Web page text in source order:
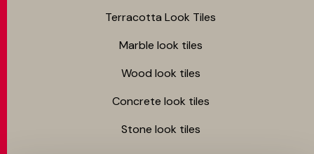
Terracotta Look Tiles
Marble look tiles
Wood look tiles
Concrete look tiles
Stone look tiles